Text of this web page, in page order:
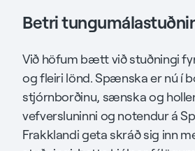
Betri
Við höfum bætt við stuðningi
og fleiri lönd. Spænska er nú í
stjórnborðinu, sænska og
vefversluninni og notendur á
Frakklandi geta skráð sig inn